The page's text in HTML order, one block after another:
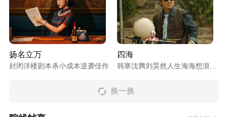
扬名立万
封闭洋楼剧本杀小成本逆袭佳作
四海
韩寒沈腾刘昊然人生海海想浪就
换一换